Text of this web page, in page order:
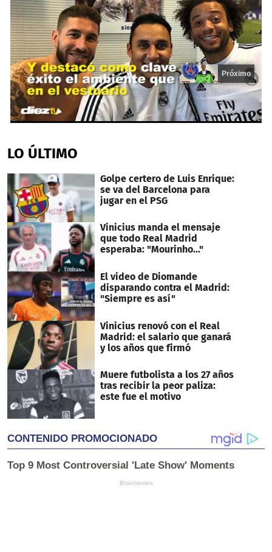
of
14
Próximo
LO ÚLTIMO
Golpe certero de Luis Enrique:
se va del Barcelona para
jugar en el PSG
Vinicius manda el mensaje
que todo Real Madrid
esperaba: "Mourinho..."
El video de Diomande
disparando contra el Madrid:
"Siempre es así"
Vinicius renovó con el Real
Madrid: el salario que ganará
y los años que firmó
Muere futbolista a los 27 años
tras recibir la peor paliza:
este fue el motivo